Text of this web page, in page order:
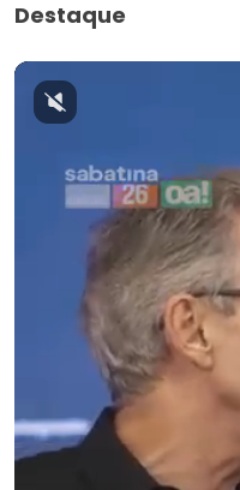
Destaque